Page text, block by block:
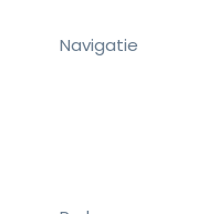
Navigatie